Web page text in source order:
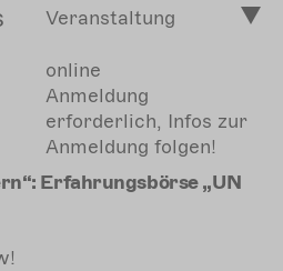
Veranstaltung
online
Anmeldung
erforderlich, Infos zur
Anmeldung folgen!
Erfahrungsbörse „UN